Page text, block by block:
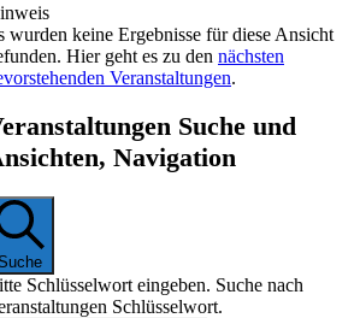
wurden keine Ergebnisse für diese Ansicht
Hier geht es zu den nächsten
Veranstaltungen.
Suche und
Navigation
Schlüsselwort eingeben. Suche nach
Schlüsselwort.